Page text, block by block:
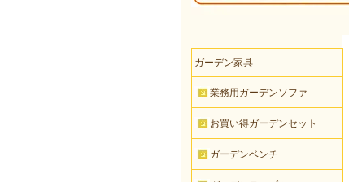
ガーデン家具
業務用ガーデンソファ
お買い得ガーデンセット
ガーデンベンチ